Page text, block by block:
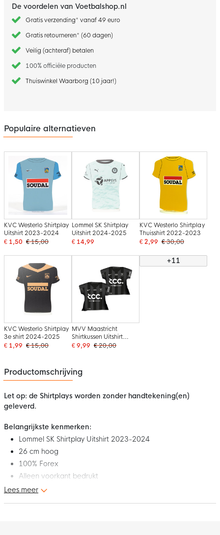
De voordelen van Voetbalshop.nl
Gratis verzending* vanaf 49 euro
Gratis retourneren* (60 dagen)
Veilig (achteraf) betalen
100% officiële producten
Thuiswinkel Waarborg (10 jaar!)
Populaire alternatieven
KVC Westerlo Shirtplay
Uitshirt 2023-2024
€ 1,50 € 15,00
Lommel SK Shirtplay
Uitshirt 2024-2025
€ 14,99
KVC Westerlo Shirtplay
Thuisshirt 2022-2023
€ 2,99 € 30,00
KVC Westerlo Shirtplay
3e shirt 2024-2025
€ 1,99 € 15,00
MVV Maastricht
Shirtkussen Uitshirt
2025-2026
€ 9,99 € 20,00
+11
Productomschrijving
Let op: de Shirtplays worden zonder handtekening(en)
geleverd.
Belangrijkste kenmerken:
Lommel SK Shirtplay Uitshirt 2023-2024
26 cm hoog
100% Forex
Alleen voorkant bedrukt
Bestel nu jouw Lommel SK Shirtplay Uitshirt 2023-2024 en voeg
Lees meer